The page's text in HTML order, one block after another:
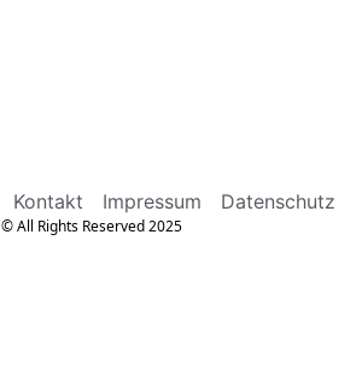
Kontakt Impressum Datenschutz
© All Rights Reserved 2025